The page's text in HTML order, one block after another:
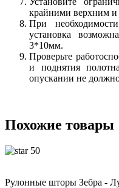
крайними верхним
При
установка
3*10мм.
Проверьте
и поднятия
опускании не
Похожие товары
50
Рулонные шторы Зебра -